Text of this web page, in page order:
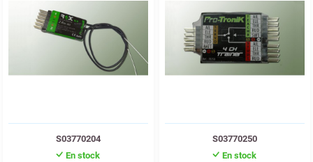
S03770204
En stock
S03770250
En stock